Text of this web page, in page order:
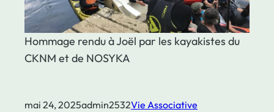
Hommage rendu à Joël par les kayakistes du
CKNM et de NOSYKA
mai 24, 2025admin2532Vie Associative